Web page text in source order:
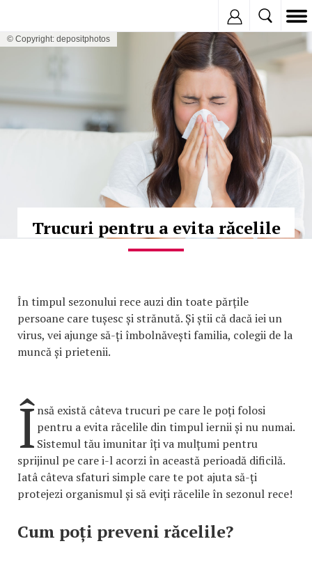
© Copyright: depositphotos
Trucuri pentru a evita răcelile
În timpul sezonului rece auzi din toate părțile
persoane care tușesc și strănută. Și știi că dacă iei un
virus, vei ajunge să-ți îmbolnăvești familia, colegii de la
muncă și prietenii.
Însă există câteva trucuri pe care le poți folosi
pentru a evita răcelile din timpul iernii și nu numai.
Sistemul tău imunitar îți va mulțumi pentru
sprijinul pe care i-l acorzi în această perioadă dificilă.
Iatâ câteva sfaturi simple care te pot ajuta să-ți
protejezi organismul și să eviți răcelile în sezonul rece!
Cum poți preveni răcelile?